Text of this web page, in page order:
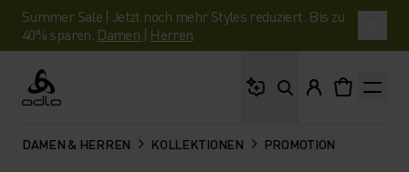
Summer Sale | Jetzt noch mehr Styles reduziert. Bis zu
40% sparen. Damen | Herren
Odlo
DAMEN & HERREN KOLLEKTIONEN PROMOTION